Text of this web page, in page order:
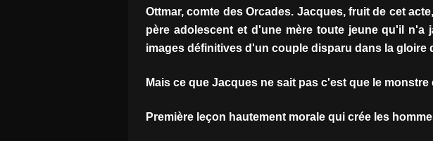
Ottmar, comte des Orcades. Jacques, fruit de cet
père adolescent et d'une mère toute jeune qu'il n'a
images définitives d'un couple disparu dans la gloire
Mais ce que Jacques ne sait pas c'est que le monstre
Première leçon hautement morale qui crée les